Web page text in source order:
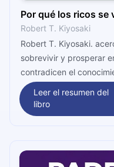
Por qué los ricos se
Robert T. Kiyosaki
Robert T. Kiyosaki.
sobrevivir y prosperar
contradicen el
ganado una gran
claridad para expresar
Leer el resumen del
libro